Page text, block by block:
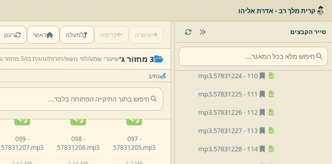
קרית מלך רב - אדרת אליהו
סייר הקבצים
107 -
57831219.
mp3
109 -
110 -
mp3
111 -
mp3
112 -
mp3
113 -
mp3
114 -
mp3
אחורה קדימה למעלה ראשי רענן
3 מחזור ג' שיעורי שמע/לפי נושא/חזרות/והגית בו/3 מחזור ג'
נתיב
57831128.mp3
16/06/2026 22:23
57831129.mp3
16/06/2026 22:23
57831130.mp3
16/06/2026 22:23
097 -
57831205.mp3
098 -
57831206.mp3
099 -
57831207.mp3